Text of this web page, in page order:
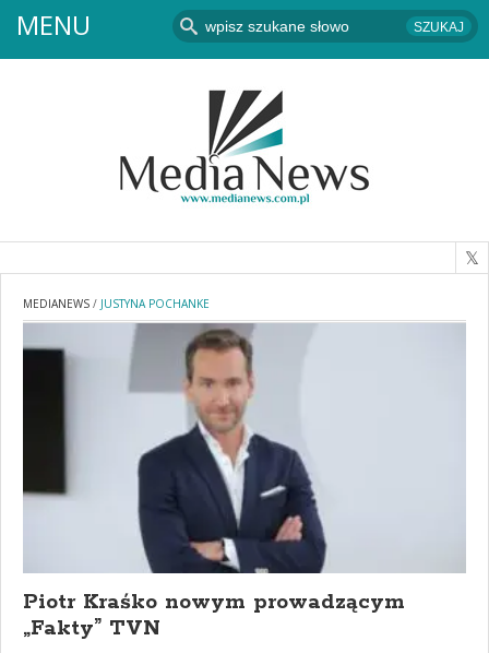
MENU
MEDIANEWS / JUSTYNA POCHANKE
Piotr Kraśko nowym prowadzącym
„Fakty” TVN